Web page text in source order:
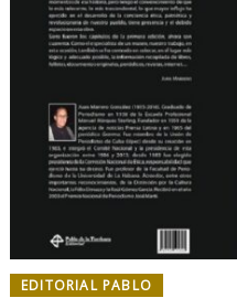
EDITORIAL PABLO